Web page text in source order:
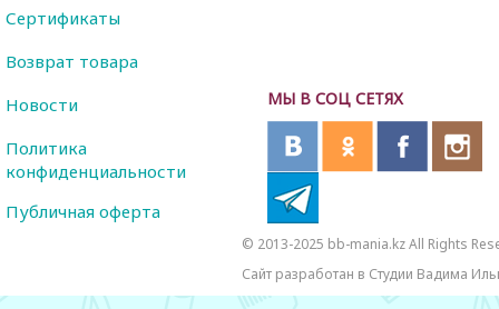
МЫ В СОЦ СЕТЯХ
Сертификаты
Возврат товара
Новости
Политика
конфиденциальности
Публичная оферта
© 2013-2025 bb-mania.kz All Rights
Сайт разработан в Студии Вадима